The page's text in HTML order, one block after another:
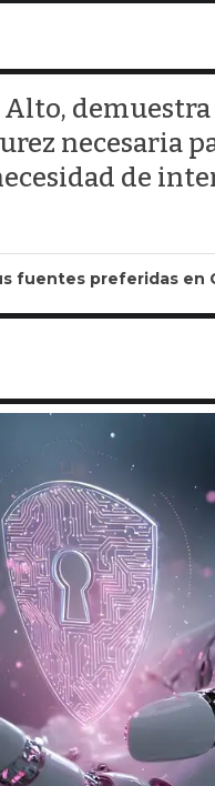
Alto,
necesaria
de
fuentes preferidas en